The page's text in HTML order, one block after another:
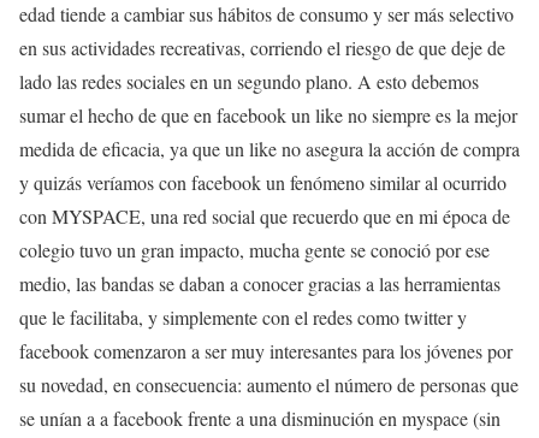
edad tiende a cambiar sus hábitos de consumo y ser más selectivo
en sus actividades recreativas, corriendo el riesgo de que deje de
lado las redes sociales en un segundo plano. A esto debemos
sumar el hecho de que en facebook un like no siempre es la mejor
medida de eficacia, ya que un like no asegura la acción de compra
y quizás veríamos con facebook un fenómeno similar al ocurrido
con MYSPACE, una red social que recuerdo que en mi época de
colegio tuvo un gran impacto, mucha gente se conoció por ese
medio, las bandas se daban a conocer gracias a las herramientas
que le facilitaba, y simplemente con el redes como twitter y
facebook comenzaron a ser muy interesantes para los jóvenes por
su novedad, en consecuencia: aumento el número de personas que
se unían a a facebook frente a una disminución en myspace (sin